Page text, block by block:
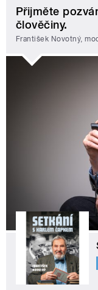
Přijměte
člověčiny.
František Novotný,